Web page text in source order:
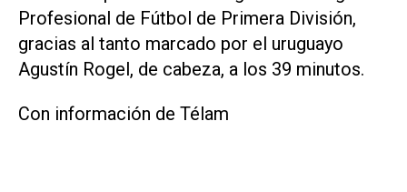
Profesional de Fútbol de Primera División,
gracias al tanto marcado por el uruguayo
Agustín Rogel, de cabeza, a los 39 minutos.
Con información de Télam